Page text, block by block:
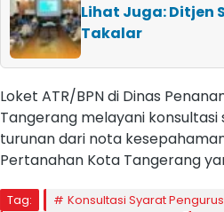
Lihat Juga: Ditjen
Takalar
Loket ATR/BPN di Dinas
Tangerang melayani konsultasi
turunan dari nota
Pertanahan Kota Tangerang
Tag: Konsultasi Syarat